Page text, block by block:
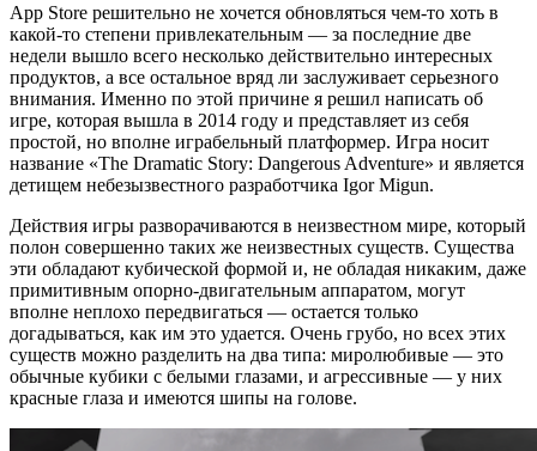
App Store решительно не хочется обновляться чем-то хоть в
какой-то степени привлекательным — за последние две
недели вышло всего несколько действительно интересных
продуктов, а все остальное вряд ли заслуживает серьезного
внимания. Именно по этой причине я решил написать об
игре, которая вышла в 2014 году и представляет из себя
простой, но вполне играбельный платформер. Игра носит
название «The Dramatic Story: Dangerous Adventure» и является
детищем небезызвестного разработчика Igor Migun.
Действия игры разворачиваются в неизвестном мире, который
полон совершенно таких же неизвестных существ. Существа
эти обладают кубической формой и, не обладая никаким, даже
примитивным опорно-двигательным аппаратом, могут
вполне неплохо передвигаться — остается только
догадываться, как им это удается. Очень грубо, но всех этих
существ можно разделить на два типа: миролюбивые — это
обычные кубики с белыми глазами, и агрессивные — у них
красные глаза и имеются шипы на голове.